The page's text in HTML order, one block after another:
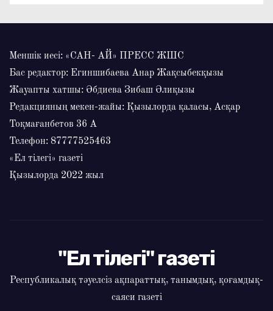
Меншік иесі: «САН- АЙ» ПРЕСС ЖШС
Бас редактор: Егиншибаева Анар Жақсыбекқызы
Жауапты хатшы: Әбдиева Зибаш Әлиқызы
Редакцияның мекен-жайы: Қызылорда қаласы, Асқар
Тоқмағанбетов 36 А
Телефон: 87777525463
«Ел тілегі» газеті
Қызылорда 2022 жыл
"Ел тілегі" газеті
Республикалық тәуелсіз ақпараттық, танымдық, қоғамдық-
саяси газеті